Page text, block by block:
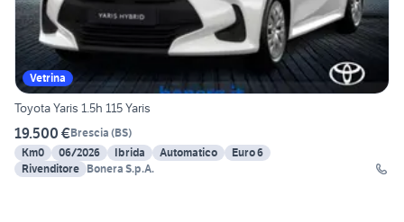
Vetrina
Toyota Yaris 1.5h 115 Yaris
19.500 €Brescia (BS)
Km0
06/2026 Ibrida Automatico
Euro 6
Rivenditore Bonera S.p.A.